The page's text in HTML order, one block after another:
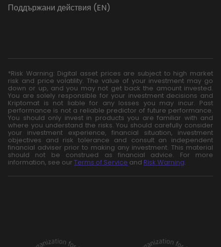
Поддържани действия (EN)
*Risk Warning: Digital asset prices are subject to high market
risk and price volatility. The value of your investment may go
down or up, and you may not get back the amount invested.
You are solely responsible for your investment decisions and
Kriptomat is not liable for any losses you may incur. Past
performance is not a reliable predictor of future performance.
You should only invest in products you are familiar with and
where you understand the risks. You should carefully consider
your investment experience, financial situation, investment
objectives and risk tolerance and consult an independent
financial adviser prior to making any investment. This material
should not be construed as financial advice. For more
information, see our Terms of Service and Risk Warning.